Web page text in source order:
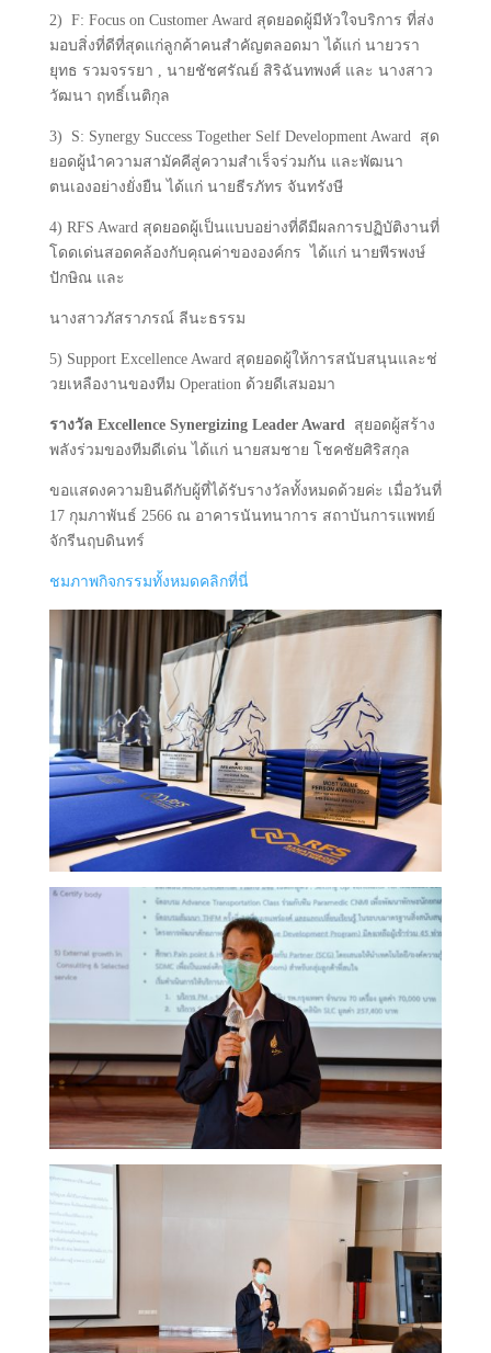
2) F: Focus on Customer Award สุดยอดผู้มีหัวใจบริการ ที่ส่ง
มอบสิ่งที่ดีที่สุดแก่ลูกค้าคนสำคัญตลอดมา ได้แก่ นายวรา
ยุทธ รวมจรรยา , นายชัชศรัณย์ สิริฉันทพงศ์ และ นางสาว
วัฒนา ฤทธิ์เนติกุล
3) S: Synergy Success Together Self Development Award สุด
ยอดผู้นำความสามัคคีสู่ความสำเร็จร่วมกัน และพัฒนา
ตนเองอย่างยั่งยืน ได้แก่ นายธีรภัทร จันทรังษี
4) RFS Award สุดยอดผู้เป็นแบบอย่างที่ดีมีผลการปฏิบัติงานที่
โดดเด่นสอดคล้องกับคุณค่าขององค์กร ได้แก่ นายพีรพงษ์
ปักษิณ และ
นางสาวภัสราภรณ์ ลีนะธรรม
5) Support Excellence Award สุดยอดผู้ให้การสนับสนุนและช่
วยเหลืองานของทีม Operation ด้วยดีเสมอมา
รางวัล Excellence Synergizing Leader Award
สุยอดผู้สร้าง
พลังร่วมของทีมดีเด่น ได้แก่ นายสมชาย โชคชัยศิริสกุล
ขอแสดงความยินดีกับผู้ที่ได้รับรางวัลทั้งหมดด้วยค่ะ เมื่อวันที่
17 กุมภาพันธ์ 2566 ณ อาคารนันทนาการ สถาบันการแพทย์
จักรีนฤบดินทร์
ชมภาพกิจกรรมทั้งหมดคลิกที่นี่